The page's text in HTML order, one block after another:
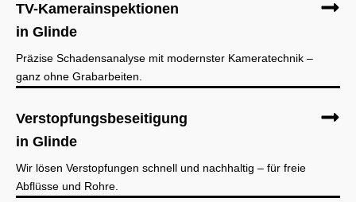
TV-Kamerainspektionen
in Glinde
Präzise Schadensanalyse mit modernster Kameratechnik –
ganz ohne Grabarbeiten.
Verstopfungsbeseitigung
in Glinde
Wir lösen Verstopfungen schnell und nachhaltig – für freie
Abflüsse und Rohre.